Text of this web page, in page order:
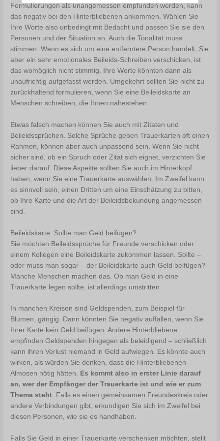
Formulierungen als unangemessen empfunden werden, kann
das negativ bei den Hinterbliebenen ankommen. Wählen Sie
Ihre Worte also unbedingt mit Bedacht und passen Sie sie den
Personen und der Situation an. Auch die Tonalität muss
stimmen: Wenn es sich um eine entferntere Person handelt, Sie
aber ein sehr emotionales Beileids-Schreiben verschicken, ist
das womöglich nicht stimmig. Ihre Worte könnten dann als
unaufrichtig aufgefasst werden. Umgekehrt sollten Sie nicht zu
zurückhaltend formulieren, wenn Sie eine Beileidskarte an
Menschen schreiben, die Ihnen nahestehen.
Etwas falsch machen können Sie auch mit Zitaten und
Beileidssprüchen. Solche Sprüche geben Trauerkarten oft einen
Rahmen, können aber auch unpassend sein. Wenn Sie nicht
sicher sind, ob ein Spruch oder Zitat sich eignet, verzichten Sie
lieber darauf. Diese Aspekte sollten Sie auch im Hinterkopf
haben, wenn Sie eine Trauerkarte auswählen. Im Zweifel kann
es sinnvoll sein, einen Dritten um eine Einschätzung zu bitten,
ob Ihre Karte und die Art der Beileidsbekundung angemessen
sind.
Beileidskarte: Sollte man Geld beifügen?
Sie möchten Beileidssprüche für Freunde verschicken oder
einem Kollegen eine Beileidskarte zukommen lassen. Sollte –
oder muss man sogar – der Beileidskarte auch Geld beifügen?
Manche Menschen machen das. Ob man Geld in eine
Trauerkarte legen sollte, ist allerdings umstritten.
In manchen Kreisen sind Geldspenden, zum Beispiel für
Blumen, gängig. Dann könnten Sie negativ auffallen, wenn Sie
Ihrer Karte kein Geld beifügen. Andere Hinterbliebene
empfinden Geldspenden hingegen als beleidigend – schließlich
kann ihren Verlust niemand in Geld aufwiegen. Es könnte auch
wirken, als würden Sie denken, dass die Hinterbliebenen
Almosen nötig hätten. Es kommt also in erster Linie darauf
an, wer der Empfänger der Trauerkarte ist und wie er zum
Thema steht. Falls es einen gemeinsamen Freundeskreis oder
andere Verbindungen gibt, erkundigen Sie sich im Zweifel bei
diesen Personen, wie sie es handhaben.
Falls Sie Geld in einer Trauerkarte verschenken möchten, stellt